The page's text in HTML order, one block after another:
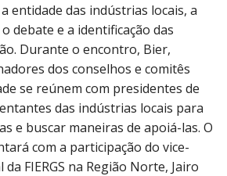
entidade das indústrias locais, a
debate e a identificação das
Durante o encontro, Bier,
dos conselhos e comitês
se reúnem com presidentes de
das indústrias locais para
e buscar maneiras de apoiá-las. O
com a participação do vice-
FIERGS na Região Norte, Jairo